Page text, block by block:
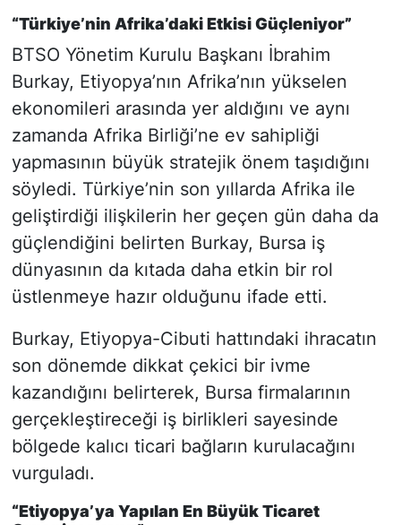
“Türkiye’nin Afrika’daki Etkisi Güçleniyor”
BTSO Yönetim Kurulu Başkanı İbrahim
Burkay, Etiyopya’nın Afrika’nın yükselen
ekonomileri arasında yer aldığını ve aynı
zamanda Afrika Birliği’ne ev sahipliği
yapmasının büyük stratejik önem taşıdığını
söyledi. Türkiye’nin son yıllarda Afrika ile
geliştirdiği ilişkilerin her geçen gün daha da
güçlendiğini belirten Burkay, Bursa iş
dünyasının da kıtada daha etkin bir rol
üstlenmeye hazır olduğunu ifade etti.
Burkay, Etiyopya-Cibuti hattındaki ihracatın
son dönemde dikkat çekici bir ivme
kazandığını belirterek, Bursa firmalarının
gerçekleştireceği iş birlikleri sayesinde
bölgede kalıcı ticari bağların kurulacağını
vurguladı.
“Etiyopya’ya Yapılan En Büyük Ticaret